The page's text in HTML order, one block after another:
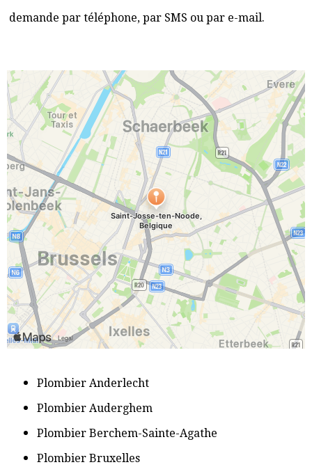
demande par téléphone, par SMS ou par e-mail.
Plombier Anderlecht
​Plombier Auderghem
Plombier Berchem-Sainte-Agathe
​Plombier Bruxelles